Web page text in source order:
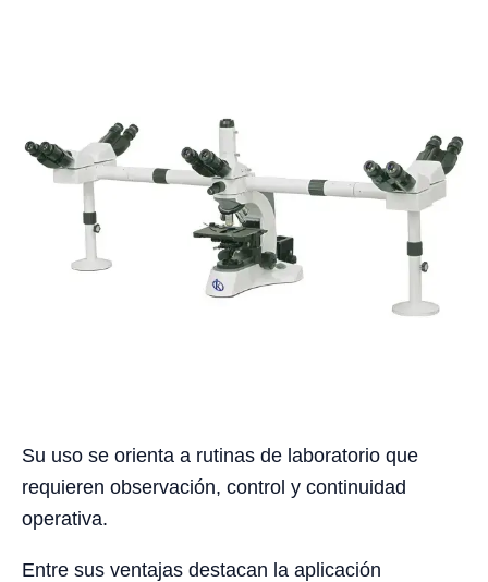
Su uso se orienta a rutinas de laboratorio que
requieren observación, control y continuidad
operativa.
Entre sus ventajas destacan la aplicación